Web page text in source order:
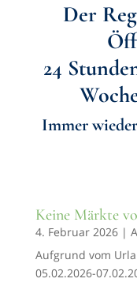
Der
24
Immer
Keine Märkte
4. Februar 2026|
Aufgrund vom
05.02.2026-